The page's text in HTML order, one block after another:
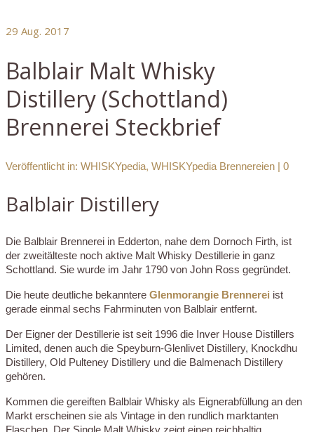
29 Aug. 2017
Balblair Malt Whisky
Distillery (Schottland)
Brennerei Steckbrief
Veröffentlicht in: WHISKYpedia, WHISKYpedia Brennereien | 0
Balblair Distillery
Die Balblair Brennerei in Edderton, nahe dem Dornoch Firth, ist
der zweitälteste noch aktive Malt Whisky Destillerie in ganz
Schottland. Sie wurde im Jahr 1790 von John Ross gegründet.
Die heute deutliche bekanntere Glenmorangie Brennerei ist
gerade einmal sechs Fahrminuten von Balblair entfernt.
Der Eigner der Destillerie ist seit 1996 die Inver House Distillers
Limited, denen auch die Speyburn-Glenlivet Distillery, Knockdhu
Distillery, Old Pulteney Distillery und die Balmenach Distillery
gehören.
Kommen die gereiften Balblair Whisky als Eignerabfüllung an den
Markt erscheinen sie als Vintage in den rundlich marktanten
Flaschen. Der Single Malt Whisky zeigt einen reichhaltig